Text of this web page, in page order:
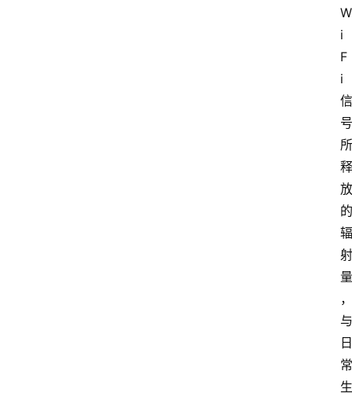
W
i
F
i
信
号
所
释
放
的
辐
射
量
，
与
日
常
生